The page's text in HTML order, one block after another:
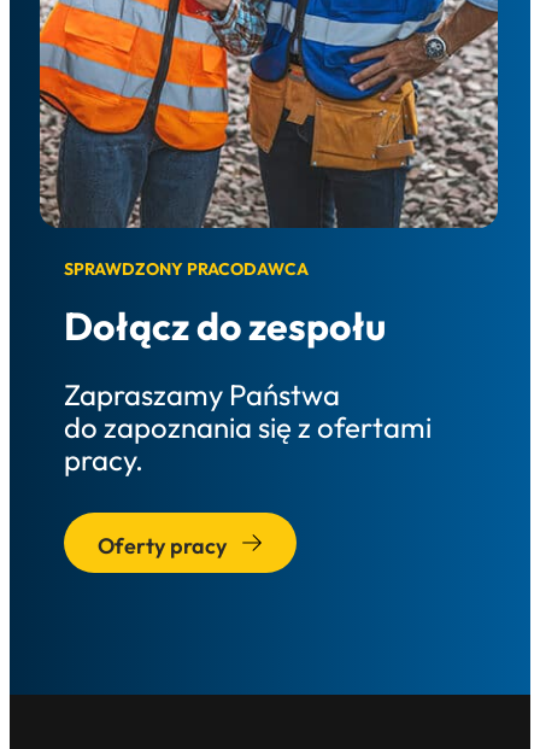
SPRAWDZONY PRACODAWCA
Dołącz do zespołu
Zapraszamy Państwa
do zapoznania się z ofertami
pracy.
Oferty pracy